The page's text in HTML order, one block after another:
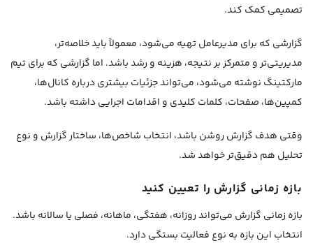
تصمیمی کمک کند.
گزارشی که برای مدیرعامل تهیه می‌شود، معمولاً باید خلاصه‌تر،
مدیریتی‌تر و متمرکز بر نتیجه، هزینه و رشد باشد. اما گزارشی که برای تیم
مارکتینگ نوشته می‌شود، می‌تواند جزئیات بیشتری درباره کانال‌ها،
کمپین‌ها، صفحات، کلمات کلیدی و اقدامات اجرایی داشته باشد.
وقتی هدف گزارش روشن باشد، انتخاب شاخص‌ها، ساختار گزارش و نوع
تحلیل هم دقیق‌تر خواهد شد.
بازه زمانی گزارش را تعیین کنید
بازه زمانی گزارش می‌تواند روزانه، هفتگی، ماهانه، فصلی یا سالانه باشد.
انتخاب این بازه به نوع فعالیت بستگی دارد.